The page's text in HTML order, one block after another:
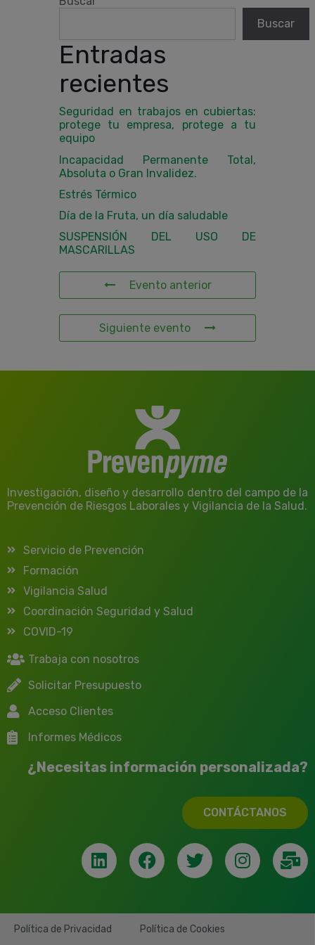
Buscar
Entradas
recientes
Seguridad en trabajos en cubiertas:
protege tu empresa, protege a tu
equipo
Incapacidad Permanente Total,
Absoluta o Gran Invalidez.
Estrés Térmico
Día de la Fruta, un día saludable
SUSPENSIÓN DEL USO DE
MASCARILLAS
Evento anterior
Siguiente evento
Investigación, diseño y desarrollo dentro del campo de la
Prevención de Riesgos Laborales y Vigilancia de la Salud.
Servicio de Prevención
Formación
Vigilancia Salud
Coordinación Seguridad y Salud
COVID-19
Trabaja con nosotros
Solicitar Presupuesto
Acceso Clientes
Informes Médicos
¿Necesitas información personalizada?
CONTÁCTANOS
Política de Privacidad Política de Cookies